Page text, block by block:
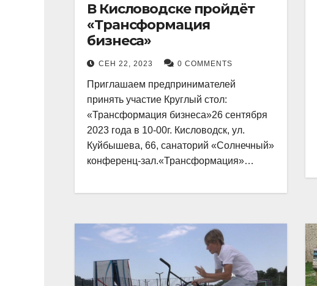
В Кисловодске пройдёт
«Трансформация
бизнеса»
СЕН 22, 2023 0 COMMENTS
Приглашаем предпринимателей
принять участие Круглый стол:
«Трансформация бизнеса»26 сентября
2023 года в 10-00г. Кисловодск, ул.
Куйбышева, 66, санаторий «Солнечный»
конференц-зал.«Трансформация»…